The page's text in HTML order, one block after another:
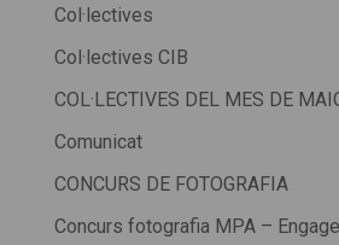
Col·lectives
Col·lectives CIB
COL·LECTIVES DEL MES DE
Comunicat
CONCURS DE FOTOGRAFIA
Concurs fotografia MPA – Engage